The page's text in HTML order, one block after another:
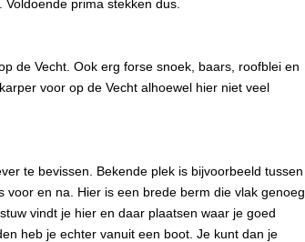
prima stekken dus.
de Vecht. Ook erg forse snoek, baars, roofblei en
voor op de Vecht alhoewel hier niet veel
te bevissen. Bekende plek is bijvoorbeeld tussen
en na. Hier is een brede berm die vlak genoeg
vindt je hier en daar plaatsen waar je goed
heb je echter vanuit een boot. Je kunt dan je